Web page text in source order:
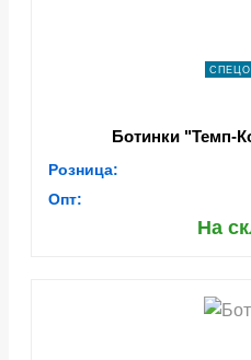
Ботинки "Темп-
Розница:
Опт:
На